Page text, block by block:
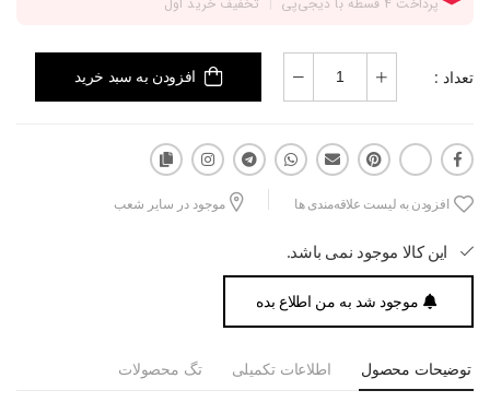
تعداد : افزودن به سبد خرید
افزودن به لیست علاقه‌مندی ها موجود در سایر شعب
این کالا موجود نمی باشد.
موجود شد به من اطلاع بده
توضیحات محصول اطلاعات تکمیلی تگ محصولات